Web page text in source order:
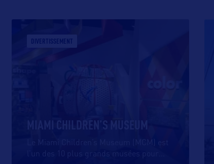
DIVERTISSEMENT
MIAMI CHILDREN’S MUSEUM